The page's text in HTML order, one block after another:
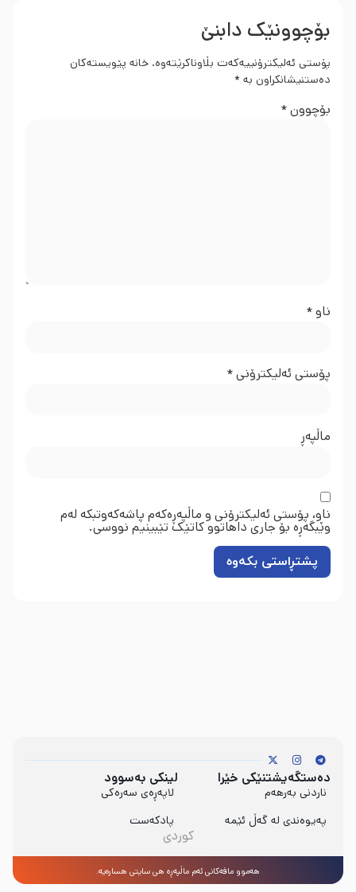
بۆچوونێک دابنێ
پۆستی ئەلیکترۆنییەکەت بڵاوناکرێتەوە. خانە پێویستەکان
دەستنیشانکراون بە *
بۆچوون*
ناو*
پۆستی ئەلیکترۆنی*
ماڵپه‌ڕ
ناو، پۆستی ئەلیکترۆنی و ماڵپەڕەکەم پاشەکەوتبکە لەم
وێبگەڕە بۆ جاری داهاتوو کاتێک تێبینیم نووسی.
دەستگەیشتنێکی خێرا
ناردنی بەرهەم
پەیوەندی لە گەڵ ئێمە
لینکی بەسوود
لاپەڕەی سەرەکی
پادکەست
کوردی
هەموو مافەکانی ئەم ماڵپەڕە هی سایتی هساره‌یە.